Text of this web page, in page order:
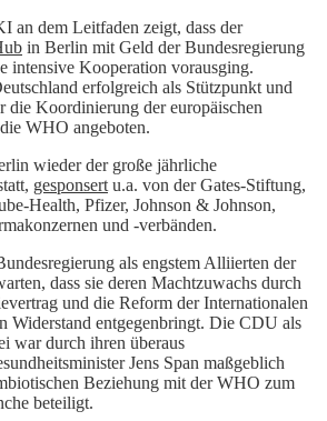
an dem Leitfaden zeigt, dass der
in Berlin mit Geld der Bundesregierung
intensive Kooperation vorausging.
erfolgreich als Stützpunkt und
die Koordinierung der europäischen
WHO angeboten.
wieder der große jährliche
gesponsert u.a. von der Gates-Stiftung,
Health, Pfizer, Johnson & Johnson,
und -verbänden.
als engstem Alliierten der
dass sie deren Machtzuwachs durch
und die Reform der Internationalen
Widerstand entgegenbringt. Die CDU als
war durch ihren überaus
Jens Span maßgeblich
Beziehung mit der WHO zum
beteiligt.